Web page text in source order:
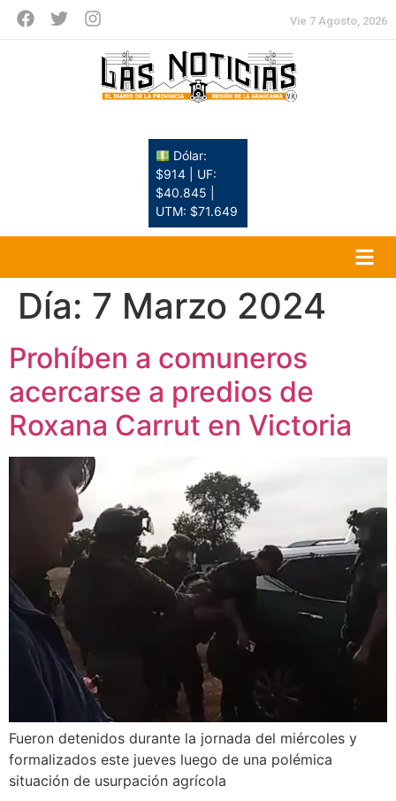
Vie 7 Agosto, 2026
Dólar:
$914 | UF:
$40.845 |
UTM: $71.649
Día: 7 Marzo 2024
Prohíben a comuneros
acercarse a predios de
Roxana Carrut en Victoria
Fueron detenidos durante la jornada del miércoles y
formalizados este jueves luego de una polémica
situación de usurpación agrícola